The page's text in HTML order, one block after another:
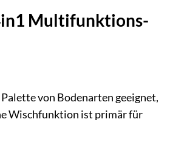
Multifunktions-
von Bodenarten geeignet,
Wischfunktion ist primär für